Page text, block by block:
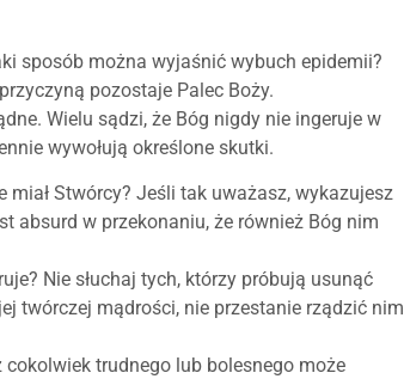
sposób można wyjaśnić wybuch epidemii?
pozostaje Palec Boży.
Wielu sądzi, że Bóg nigdy nie ingeruje w
wywołują określone skutki.
Stwórcy? Jeśli tak uważasz, wykazujesz
absurd w przekonaniu, że również Bóg nim
Nie słuchaj tych, którzy próbują usunąć
twórczej mądrości, nie przestanie rządzić nim
cokolwiek trudnego lub bolesnego może